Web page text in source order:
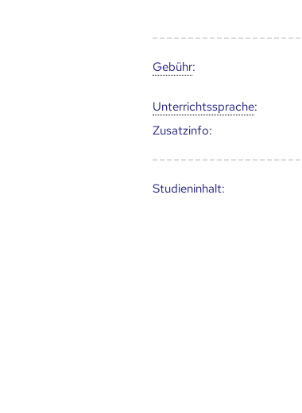
Gebühr:
Unter­richts­sprache:
Zusatz­info:
Studien­inhalt: